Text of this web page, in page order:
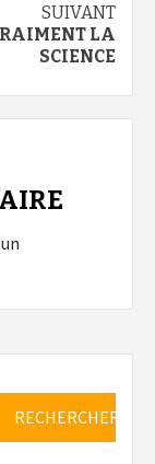
SUIVANT
LA
SCIENCE